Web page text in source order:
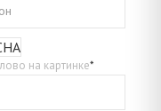
на картинке*